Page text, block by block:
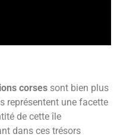
corses sont bien plus
représentent une facette
de cette île
dans ces trésors